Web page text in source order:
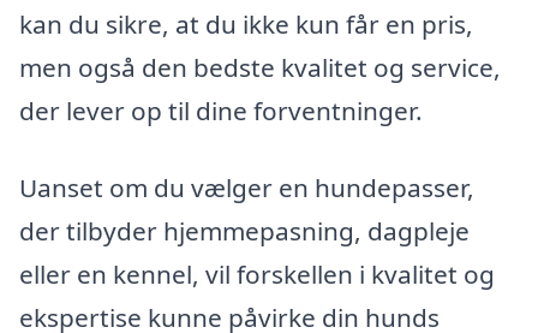
kan du sikre, at du ikke kun får en pris,
men også den bedste kvalitet og service,
der lever op til dine forventninger.
Uanset om du vælger en hundepasser,
der tilbyder hjemmepasning, dagpleje
eller en kennel, vil forskellen i kvalitet og
ekspertise kunne påvirke din hunds